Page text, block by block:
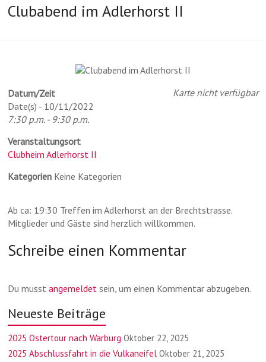
Clubabend im Adlerhorst II
Karte nicht verfügbar
Datum/Zeit
Date(s) - 10/11/2022
7:30 p.m. - 9:30 p.m.
Veranstaltungsort
Clubheim Adlerhorst II
Kategorien Keine Kategorien
Ab ca: 19:30 Treffen im Adlerhorst an der Brechtstrasse.
Mitglieder und Gäste sind herzlich willkommen.
Schreibe einen Kommentar
Du musstangemeldet sein, um einen Kommentar abzugeben.
Neueste Beiträge
2025 Ostertour nach Warburg Oktober 22, 2025
2025 Abschlussfahrt in die Vulkaneifel Oktober 21, 2025